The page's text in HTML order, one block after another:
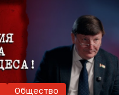
Общество